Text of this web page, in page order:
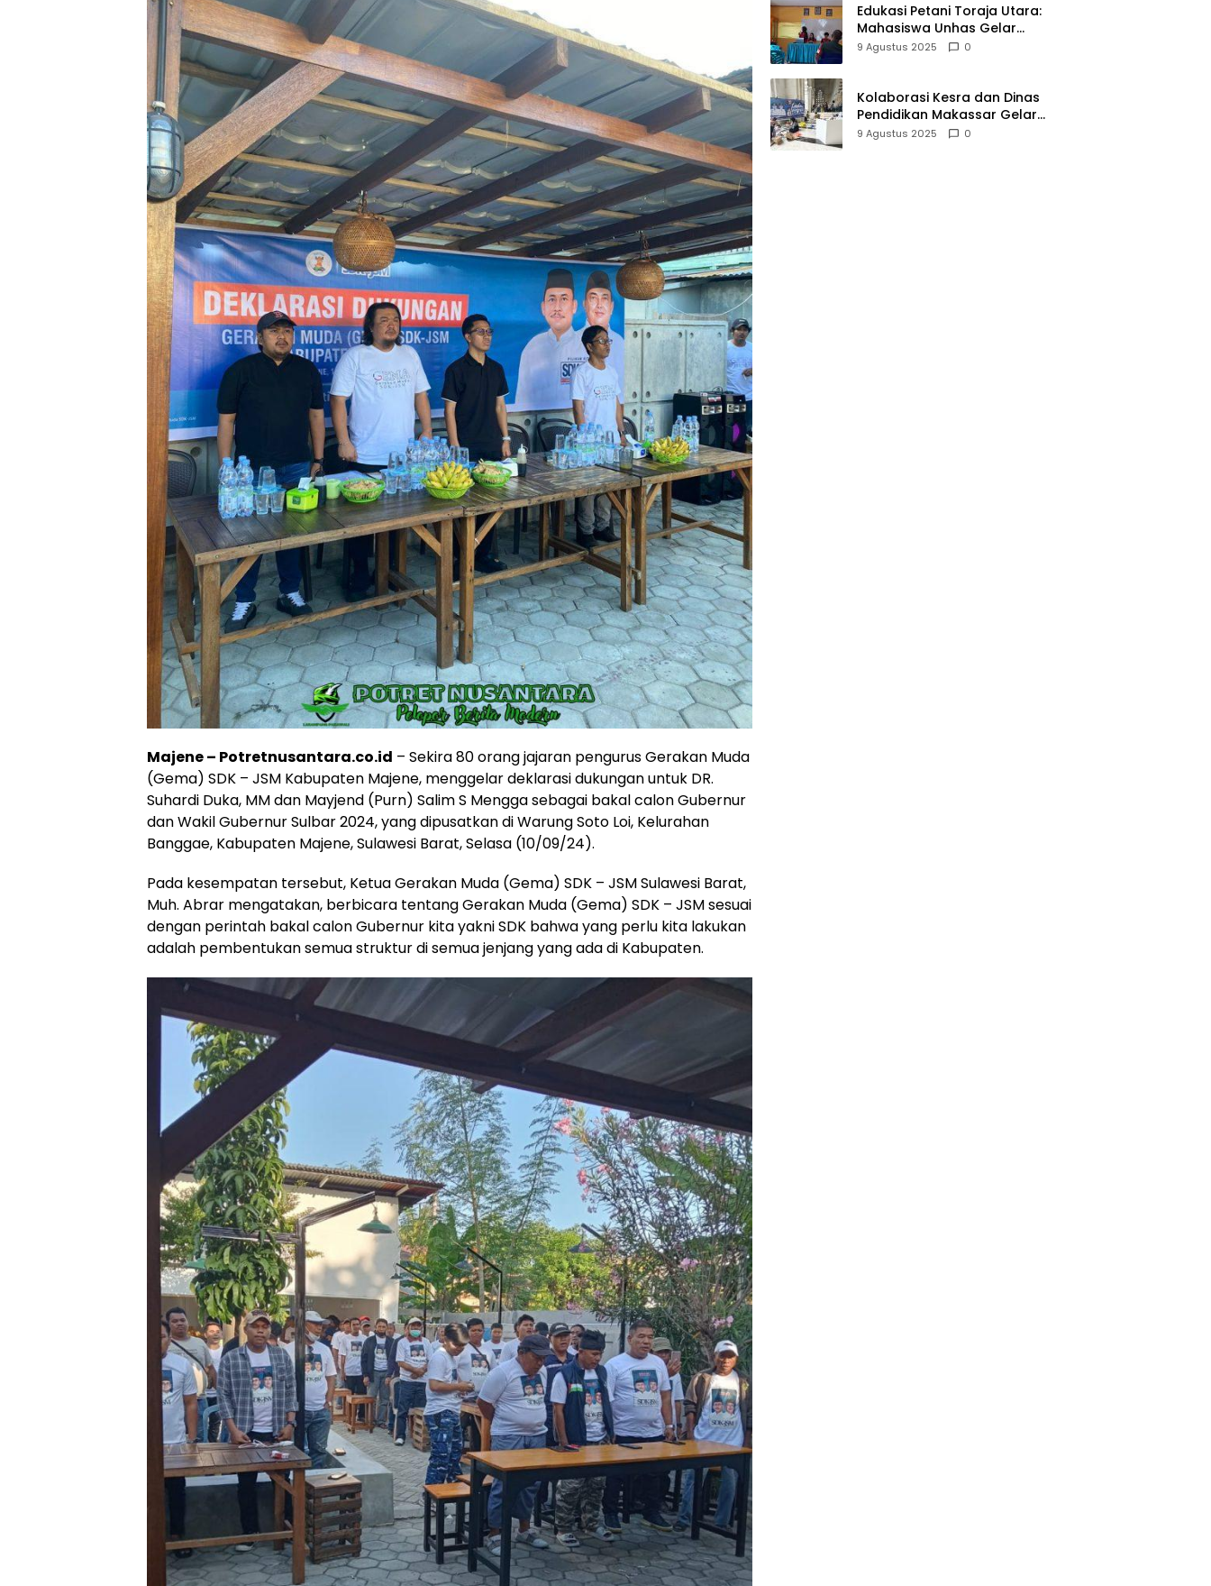
Majene – Potretnusantara.co.id – Sekira 80 orang jajaran pengurus Gerakan Muda
(Gema) SDK – JSM Kabupaten Majene, menggelar deklarasi dukungan untuk DR.
Suhardi Duka, MM dan Mayjend (Purn) Salim S Mengga sebagai bakal calon Gubernur
dan Wakil Gubernur Sulbar 2024, yang dipusatkan di Warung Soto Loi, Kelurahan
Banggae, Kabupaten Majene, Sulawesi Barat, Selasa (10/09/24).
Pada kesempatan tersebut, Ketua Gerakan Muda (Gema) SDK – JSM Sulawesi Barat,
Muh. Abrar mengatakan, berbicara tentang Gerakan Muda (Gema) SDK – JSM sesuai
dengan perintah bakal calon Gubernur kita yakni SDK bahwa yang perlu kita lakukan
adalah pembentukan semua struktur di semua jenjang yang ada di Kabupaten.
Edukasi Petani Toraja Utara:
Mahasiswa Unhas Gelar
Sosialisasi Pengelolaan pH
9 Agustus 2025 0
Kolaborasi Kesra dan Dinas
Pendidikan Makassar Gelar
Expo Hifdzi Qur’an untuk Pelajar
9 Agustus 2025 0